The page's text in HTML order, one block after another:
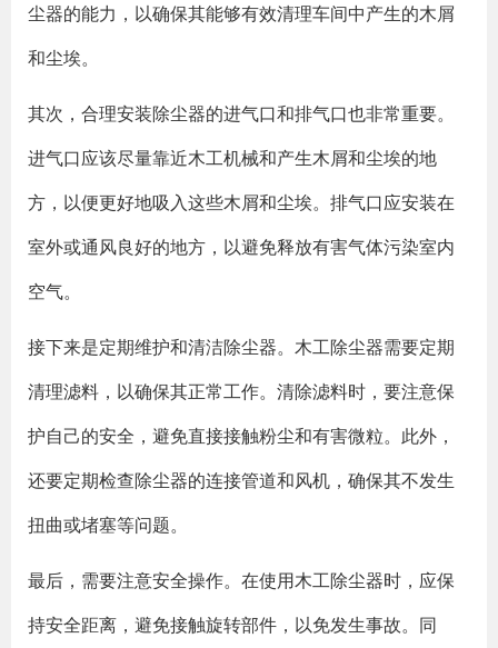
尘器的能力，以确保其能够有效清理车间中产生的木屑
和尘埃。
其次，合理安装除尘器的进气口和排气口也非常重要。
进气口应该尽量靠近木工机械和产生木屑和尘埃的地
方，以便更好地吸入这些木屑和尘埃。排气口应安装在
室外或通风良好的地方，以避免释放有害气体污染室内
空气。
接下来是定期维护和清洁除尘器。木工除尘器需要定期
清理滤料，以确保其正常工作。清除滤料时，要注意保
护自己的安全，避免直接接触粉尘和有害微粒。此外，
还要定期检查除尘器的连接管道和风机，确保其不发生
扭曲或堵塞等问题。
最后，需要注意安全操作。在使用木工除尘器时，应保
持安全距离，避免接触旋转部件，以免发生事故。同